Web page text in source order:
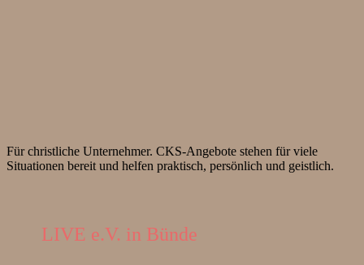
Für christliche Unternehmer. CKS-Angebote stehen für viele
Situationen bereit und helfen praktisch, persönlich und geistlich.
LIVE e.V. in Bünde